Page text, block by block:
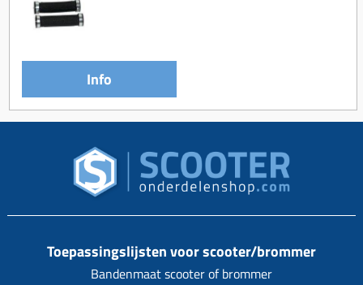
Info
Toepassingslijsten voor scooter/brommer
Bandenmaat scooter of brommer